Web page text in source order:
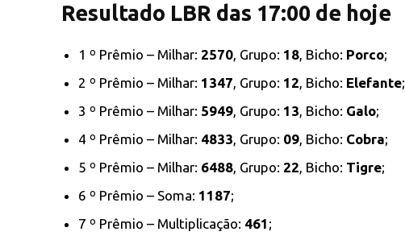
Resultado LBR das 17:00 de hoje
1 º Prêmio – Milhar: 2570, Grupo: 18, Bicho: Porco;
2 º Prêmio – Milhar: 1347, Grupo: 12, Bicho: Elefante;
3 º Prêmio – Milhar: 5949, Grupo: 13, Bicho: Galo;
4 º Prêmio – Milhar: 4833, Grupo: 09, Bicho: Cobra;
5 º Prêmio – Milhar: 6488, Grupo: 22, Bicho: Tigre;
6 º Prêmio – Soma: 1187;
7 º Prêmio – Multiplicação: 461 ;